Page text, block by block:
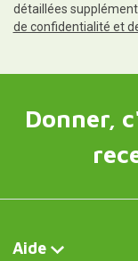
détaillées
de confidentialité et
Donner,
Aide